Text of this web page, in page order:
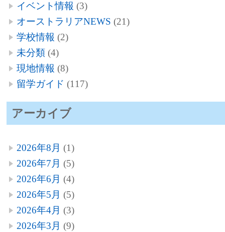
イベント情報 (3)
オーストラリアNEWS (21)
学校情報 (2)
未分類(4)
現地情報 (8)
留学ガイド (117)
アーカイブ
2026年8月 (1)
2026年7月 (5)
2026年6月 (4)
2026年5月 (5)
2026年4月 (3)
2026年3月 (9)